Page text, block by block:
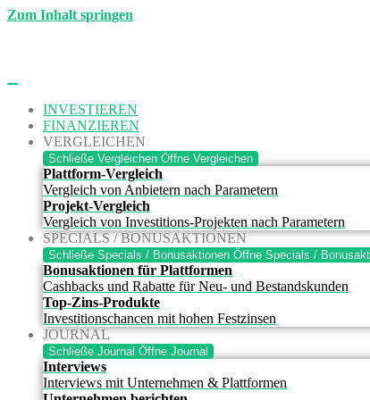
Zum Inhalt springen
INVESTIEREN
FINANZIEREN
VERGLEICHEN
Schließe Vergleichen Öffne Vergleichen
Plattform-Vergleich
Vergleich von Anbietern nach Parametern
Projekt-Vergleich
Vergleich von Investitions-Projekten nach Parametern
SPECIALS / BONUSAKTIONEN
Schließe Specials / Bonusaktionen Öffne Specials /
Bonusaktionen für Plattformen
Cashbacks und Rabatte für Neu- und Bestandskunden
Top-Zins-Produkte
Investitionschancen mit hohen Festzinsen
JOURNAL
Schließe Journal Öffne Journal
Interviews
Interviews mit Unternehmen & Plattformen